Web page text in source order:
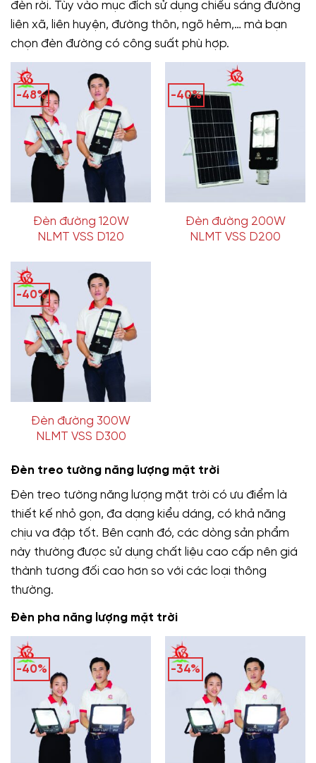
đèn rời. Tùy vào mục đích sử dụng chiếu sáng đường
liên xã, liên huyện, đường thôn, ngõ hẻm,… mà bạn
chọn đèn đường có công suất phù hợp.
-48%
Đèn đường 120W
NLMT VSS D120
-40%
Đèn đường 200W
NLMT VSS D200
-40%
Đèn đường 300W
NLMT VSS D300
Đèn treo tường năng lượng mặt trời
Đèn treo tường năng lượng mặt trời có ưu điểm là
thiết kế nhỏ gọn, đa dạng kiểu dáng, có khả năng
chịu va đập tốt. Bên cạnh đó, các dòng sản phẩm
này thường được sử dụng chất liệu cao cấp nên giá
thành tương đối cao hơn so với các loại thông
thường.
Đèn pha năng lượng mặt trời
-40% -34%